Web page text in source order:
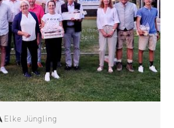
Elke Jüngling